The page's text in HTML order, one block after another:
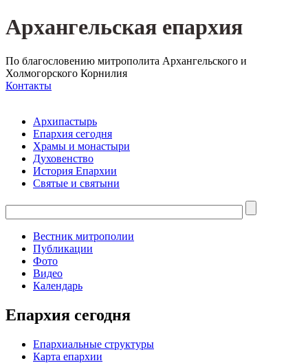
Архангельская епархия
По благословению митрополита Архангельского и
Холмогорского Корнилия
Контакты
Архипастырь
Епархия сегодня
Храмы и монастыри
Духовенство
История Епархии
Святые и святыни
Вестник митрополии
Публикации
Фото
Видео
Календарь
Епархия сегодня
Епархиальные структуры
Карта епархии